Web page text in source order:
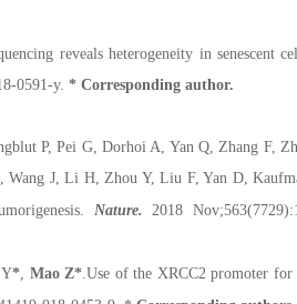
reveals heterogeneity in senescent
0591-y. * Corresponding author.
P, Pei G, Dorhoi A, Yan Q, Zhang F,
J, Li H, Zhou Y, Liu F, Yan D,
Nature. 2018
*, Mao Z*.Use of the XRCC2 promoter for